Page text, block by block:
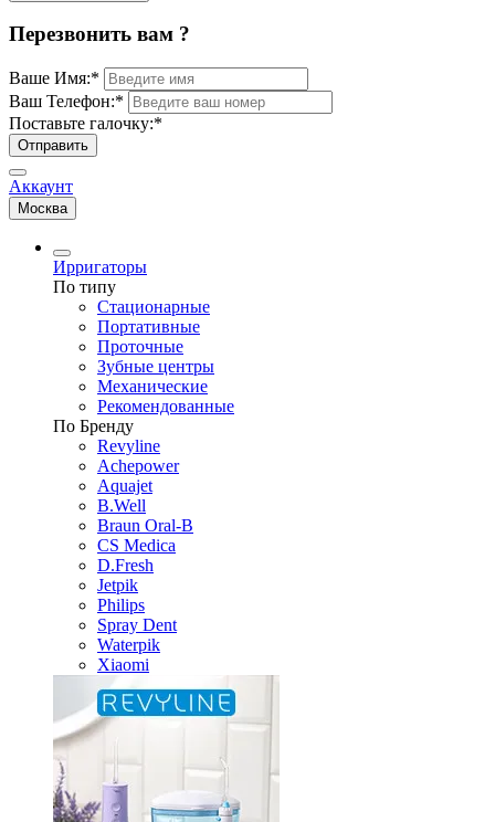
Перезвонить вам ?
Ваше Имя:*
Ваш Телефон:*
Поставьте галочку:*
Отправить
Аккаунт
Москва
Ирригаторы
По типу
Стационарные
Портативные
Проточные
Зубные центры
Механические
Рекомендованные
По Бренду
Revyline
Achepower
Aquajet
B.Well
Braun Oral-B
CS Medica
D.Fresh
Jetpik
Philips
Spray Dent
Waterpik
Xiaomi